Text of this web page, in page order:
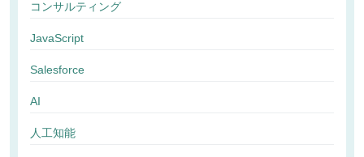
コンサルティング
JavaScript
Salesforce
AI
人工知能